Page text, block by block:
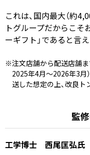
これは、国内最大（約
トグループだからこそ
ーギフト」であると言え
※注文店舗から配送店舗ま
2025年4月～2026年3月
送した想定の上、改良ト
監
工学博士 西尾匡弘氏